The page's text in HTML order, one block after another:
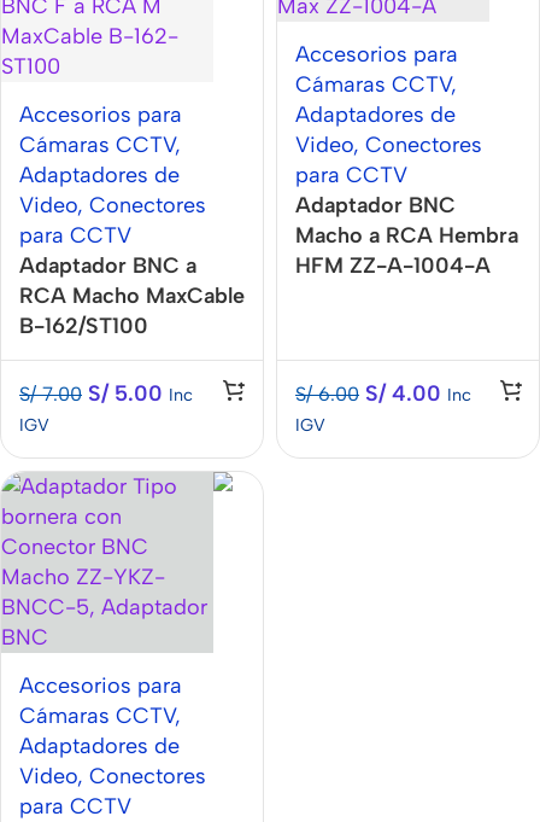
Accesorios para
Cámaras CCTV,
Adaptadores de
Video, Conectores
para CCTV
Adaptador BNC a
RCA Macho MaxCable
B-162/ST100
S/7.00 S/5.00 Inc
IGV
Accesorios para
Cámaras CCTV,
Adaptadores de
Video, Conectores
para CCTV
Adaptador BNC
Macho a RCA Hembra
HFM ZZ-A-1004-A
S/6.00 S/4.00 Inc
IGV
Accesorios para
Cámaras CCTV,
Adaptadores de
Video, Conectores
para CCTV